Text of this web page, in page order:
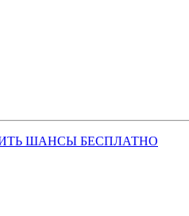
ШАНСЫ БЕСПЛАТНО